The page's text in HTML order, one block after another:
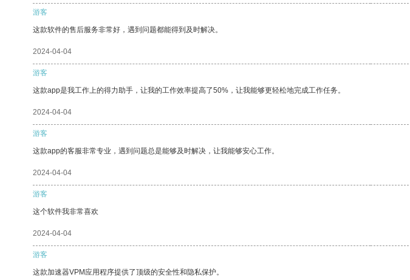
游客
这款软件的售后服务非常好，遇到问题都能得到及时解决。
2024-04-04
游客
这款app是我工作上的得力助手，让我的工作效率提高了50%，让我能够更轻松地完成工作任务。
2024-04-04
游客
这款app的客服非常专业，遇到问题总是能够及时解决，让我能够安心工作。
2024-04-04
游客
这个软件我非常喜欢
2024-04-04
游客
这款加速器VPM应用程序提供了顶级的安全性和隐私保护。